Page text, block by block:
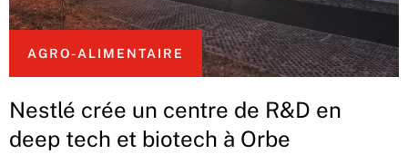
AGRO-ALIMENTAIRE
Nestlé crée un centre de R&D en
deep tech et biotech à Orbe